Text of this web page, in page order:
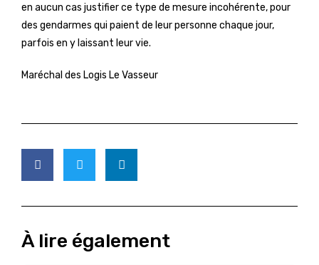
en aucun cas justifier ce type de mesure incohérente, pour
des gendarmes qui paient de leur personne chaque jour,
parfois en y laissant leur vie.
Maréchal des Logis Le Vasseur
À lire également